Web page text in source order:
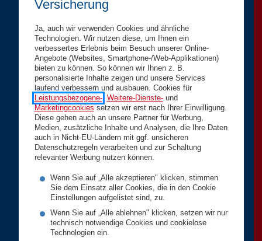
Versicherung
Ja, auch wir verwenden Cookies und ähnliche
Technologien. Wir nutzen diese, um Ihnen ein
verbessertes Erlebnis beim Besuch unserer Online-
Angebote (Websites, Smartphone-/Web-Applikationen)
bieten zu können. So können wir Ihnen z. B.
personalisierte Inhalte zeigen und unsere Services
laufend verbessern und ausbauen. Cookies für
Leistungsbezogene-, Weitere-Dienste-und
Marketingcookies setzen wir erst nach Ihrer Einwilligung.
Diese gehen auch an unsere Partner für Werbung,
Medien, zusätzliche Inhalte und Analysen, die Ihre Daten
auch in Nicht-EU-Ländern mit ggf. unsicheren
Datenschutzregeln verarbeiten und zur Schaltung
relevanter Werbung nutzen können.
Wenn Sie auf „Alle akzeptieren" klicken, stimmen
Sie dem Einsatz aller Cookies, die in den Cookie
Einstellungen aufgelistet sind, zu.
Wenn Sie auf „Alle ablehnen" klicken, setzen wir nur
technisch notwendige Cookies und cookielose
Technologien ein.